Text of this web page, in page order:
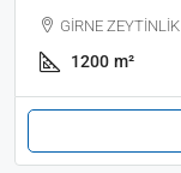
GİRNE ZEYTİNLİK
1200 m²